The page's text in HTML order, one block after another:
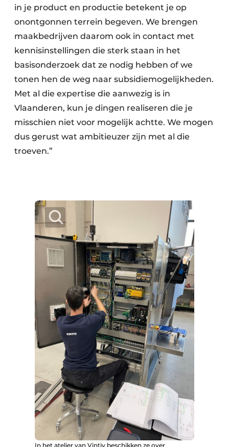
in je product en productie betekent je op
onontgonnen terrein begeven. We brengen
maakbedrijven daarom ook in contact met
kennisinstellingen die sterk staan in het
basisonderzoek dat ze nodig hebben of we
tonen hen de weg naar subsidiemogelijkheden.
Met al die expertise die aanwezig is in
Vlaanderen, kun je dingen realiseren die je
misschien niet voor mogelijk achtte. We mogen
dus gerust wat ambitieuzer zijn met al die
troeven.”
In het atelier van Vintiv beschikken ze over